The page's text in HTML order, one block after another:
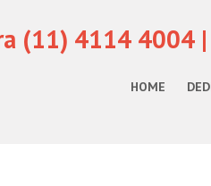
(11) 4114 4004
HOME